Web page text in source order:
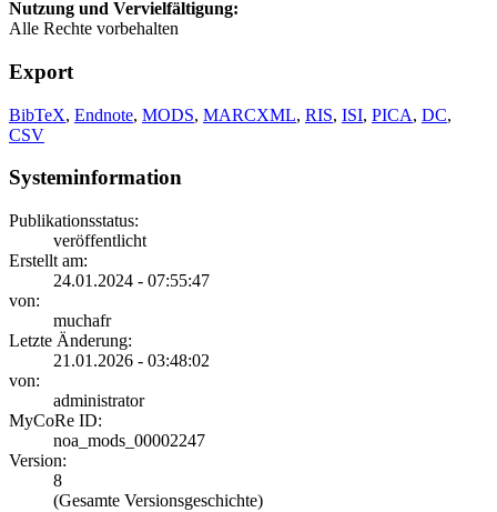
Nutzung und Vervielfältigung:
Alle Rechte vorbehalten
Export
BibTeX, Endnote, MODS, MARCXML, RIS, ISI, PICA, DC,
CSV
Systeminformation
Publikationsstatus:
veröffentlicht
Erstellt am:
24.01.2024 - 07:55:47
von:
muchafr
Letzte Änderung:
21.01.2026 - 03:48:02
von:
administrator
MyCoRe ID:
noa_mods_00002247
Version:
8
(Gesamte Versionsgeschichte)